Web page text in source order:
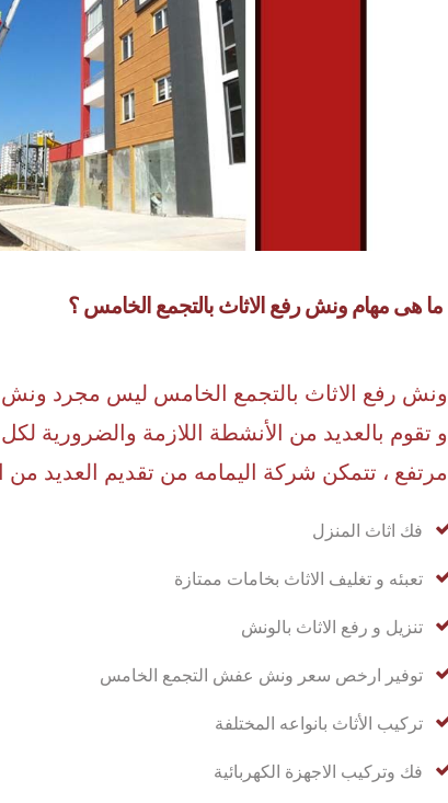
ما هى مهام ونش رفع الاثاث بالتجمع الخامس ؟
ونش رفع الاثاث بالتجمع الخامس ليس مجرد
و تقوم بالعديد من الأنشطة اللازمة والضرورية
مرتفع ، تتمكن شركة اليمامه من تقديم العديد من
فك اثاث المنزل
تعبئه و تغليف الاثاث بخامات ممتازة
تنزيل و رفع الاثاث بالونش
توفير ارخص سعر ونش عفش التجمع الخامس
تركيب الأثاث بانواعه المختلفة
فك وتركيب الاجهزة الكهربائية